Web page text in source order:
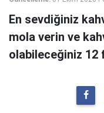
En sevdiğiniz
mola verin ve
olabileceğiniz 12